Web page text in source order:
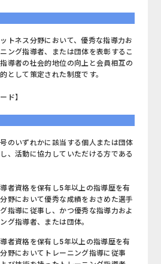
トネス分野において、優秀な指導力お
ング指導者、または団体を表彰するこ
導者の社会的地位の向上と会員相互の
として策定された制度です。
ド】
のいずれかに該当する個人または団体
、活動に協力していただける方である
者資格を保有し5年以上の指導歴を有
野において優秀な成績をおさめた選手
指導に従事し、かつ優秀な指導力およ
グ指導者、または団体。
者資格を保有し5年以上の指導歴を有
野においてトレーニング指導に従事